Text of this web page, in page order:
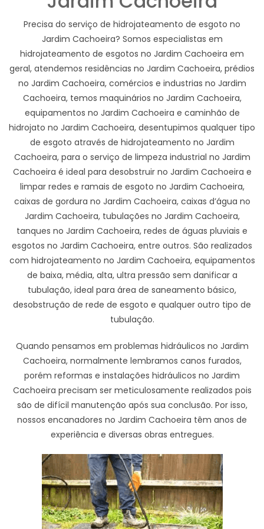
Precisa do serviço de hidrojateamento de esgoto no
Jardim Cachoeira? Somos especialistas em
hidrojateamento de esgotos no Jardim Cachoeira em
geral, atendemos residências no Jardim Cachoeira, prédios
no Jardim Cachoeira, comércios e industrias no Jardim
Cachoeira, temos maquinários no Jardim Cachoeira,
equipamentos no Jardim Cachoeira e caminhão de
hidrojato no Jardim Cachoeira, desentupimos qualquer tipo
de esgoto através de hidrojateamento no Jardim
Cachoeira, para o serviço de limpeza industrial no Jardim
Cachoeira é ideal para desobstruir no Jardim Cachoeira e
limpar redes e ramais de esgoto no Jardim Cachoeira,
caixas de gordura no Jardim Cachoeira, caixas d’água no
Jardim Cachoeira, tubulações no Jardim Cachoeira,
tanques no Jardim Cachoeira, redes de águas pluviais e
esgotos no Jardim Cachoeira, entre outros. São realizados
com hidrojateamento no Jardim Cachoeira, equipamentos
de baixa, média, alta, ultra pressão sem danificar a
tubulação, ideal para área de saneamento básico,
desobstrução de rede de esgoto e qualquer outro tipo de
tubulação.
Quando pensamos em problemas hidráulicos no Jardim
Cachoeira, normalmente lembramos canos furados,
porém reformas e instalações hidráulicos no Jardim
Cachoeira precisam ser meticulosamente realizados pois
são de difícil manutenção após sua conclusão. Por isso,
nossos encanadores no Jardim Cachoeira têm anos de
experiência e diversas obras entregues.